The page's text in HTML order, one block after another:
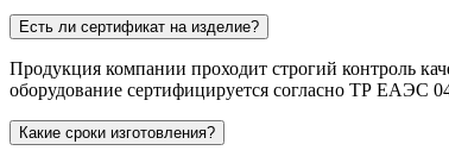
Есть ли сертификат на изделие?
Продукция компании проходит строгий контроль
оборудование сертифицируется согласно ТР ЕАЭС
Какие сроки изготовления?